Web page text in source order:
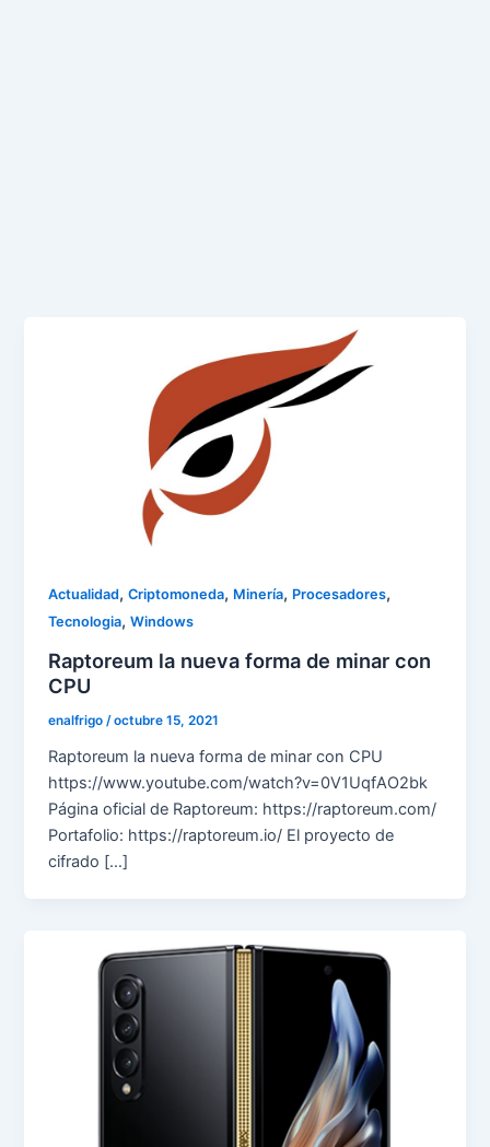
Actualidad,Criptomoneda, Minería, Procesadores,
Tecnologia,Windows
Raptoreum la nueva forma de minar con
CPU
enalfrigo/octubre 15, 2021
Raptoreum la nueva forma de minar con CPU
https://www.youtube.com/watch?v=0V1UqfAO2bk
Página oficial de Raptoreum: https://raptoreum.com/
Portafolio: https://raptoreum.io/ El proyecto de
cifrado […]